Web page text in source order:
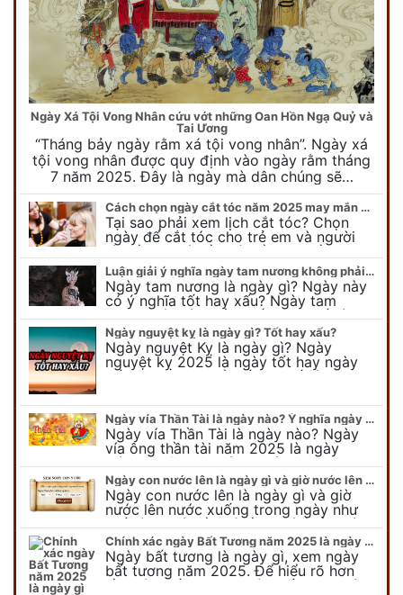
Ngày Xá Tội Vong Nhân cứu vớt những Oan Hồn Ngạ Quỷ và
Tai Ương
“Tháng bảy ngày rằm xá tội vong nhân”. Ngày xá
tội vong nhân được quy định vào ngày rằm tháng
7 năm 2025. Đây là ngày mà dân chúng sẽ…
Cách chọn ngày cắt tóc năm 2025 may mắn cho cả trẻ em và người lớn
Tại sao phải xem lịch cắt tóc? Chọn
ngày để cắt tóc cho trẻ em và người
lớn cần lưu ý điều gì để gặp nhiều may
mắn ? Khi…
Luận giải ý nghĩa ngày tam nương không phải ai cũng biết
Ngày tam nương là ngày gì? Ngày này
có ý nghĩa tốt hay xấu? Ngày tam
nương sát có nguồn gốc như thế nào?
Cần kiêng kỵ điều gì khi…
Ngày nguyệt kỵ là ngày gì? Tốt hay xấu?
Ngày nguyệt Kỵ là ngày gì? Ngày
nguyệt kỵ 2025 là ngày tốt hay ngày
xấu, xem ngay để biết chi tiết ý nghĩa
Ngày vía Thần Tài là ngày nào? Ý nghĩa ngày vía Thần Tài năm 2025
Ngày vía Thần Tài là ngày nào? Ngày
vía ông thần tài năm 2025 là ngày
mùng 10 âm lịch hàng tháng. Tại sao
trong ngày này, tất cả mọi…
Ngày con nước lên là ngày gì và giờ nước lên nước xuống trong ngày?
Ngày con nước lên là ngày gì và giờ
nước lên nước xuống trong ngày như
thế nào? Có điều gì cần chú ý về ngày
con nước lên? Đừng…
Chính xác ngày Bất Tương năm 2025 là ngày gì mà cực ít người biết
Ngày bất tương là ngày gì, xem ngày
bất tương năm 2025. Để hiểu rõ hơn
về ngày bất tương, ngày bất tương là